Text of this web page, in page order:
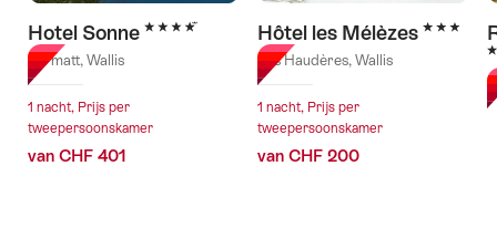
Hotel Sonne 4 Sterren
Zermatt, Wallis
1 nacht, Prijs per
tweepersoonskamer
van CHF 401
Hôtel les Mélèzes 3 Sterren
Les Haudères, Wallis
1 nacht, Prijs per
tweepersoonskamer
van CHF 200